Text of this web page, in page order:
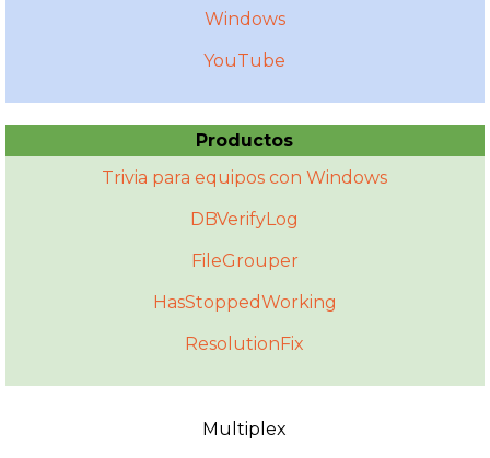
Windows
YouTube
Productos
Trivia para equipos con Windows
DBVerifyLog
FileGrouper
HasStoppedWorking
ResolutionFix
Multiplex